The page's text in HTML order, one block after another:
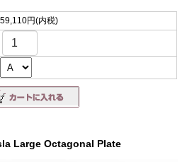
59,110円(内税)
Large Octagonal Plate